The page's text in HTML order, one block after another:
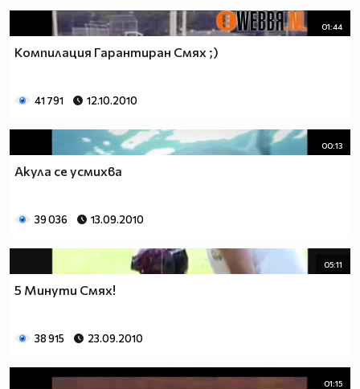
01:44
Компилация Гарантиран Смях ;)
41 791 12.10.2010
00:13
Акула се усмихва
39 036 13.09.2010
05:11
5 Минути Смях!
38 915 23.09.2010
01:15